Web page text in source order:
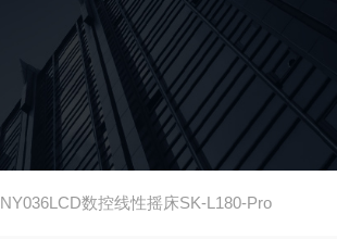
数控线性摇床SK-L180-Pro